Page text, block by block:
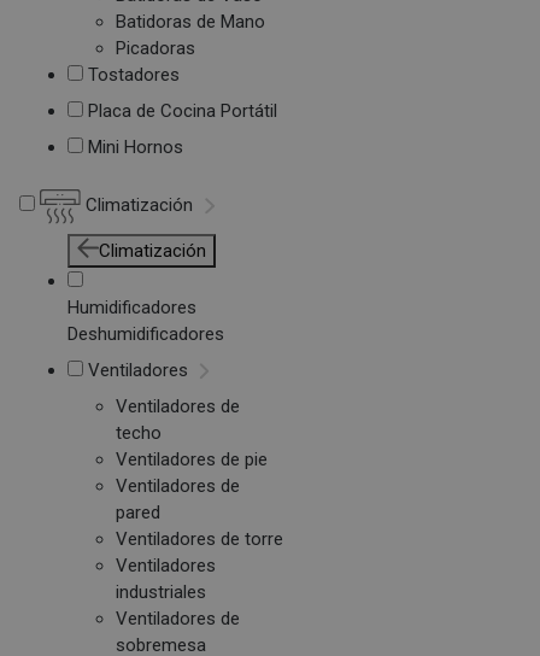
Batidoras de Mano
Picadoras
Tostadores
Placa de Cocina Portátil
Mini Hornos
Climatización
Climatización
Humidificadores
Deshumidificadores
Ventiladores
Ventiladores de
techo
Ventiladores de pie
Ventiladores de
pared
Ventiladores de torre
Ventiladores
industriales
Ventiladores de
sobremesa